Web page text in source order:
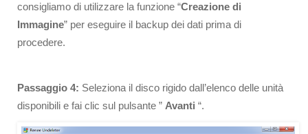
consigliamo di utilizzare la funzione “Creazione di
Immagine” per eseguire il backup dei dati prima di
procedere.
Passaggio 4: Seleziona il disco rigido dall’elenco delle unità
disponibili e fai clic sul pulsante ” Avanti “.